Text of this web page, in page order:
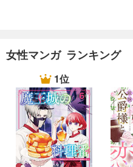
女性マンガ ランキング
1位